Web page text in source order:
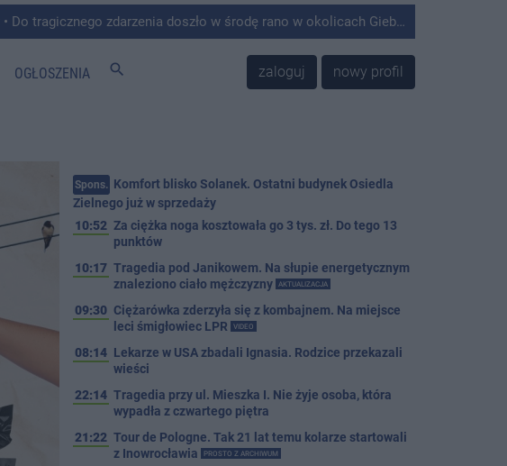
• Do tragicznego zdarzenia doszło w środę rano w okolicach Giebni koło Janikowa. Wówczas na słupie energetycznym odnaleziono ciało mężczyzny.
OGŁOSZENIA search zaloguj nowy profil
Spons. Komfort blisko Solanek. Ostatni budynek Osiedla
Zielnego już w sprzedaży
10:52 Za ciężka noga kosztowała go 3 tys. zł. Do tego 13
punktów
10:17 Tragedia pod Janikowem. Na słupie energetycznym
znaleziono ciało mężczyzny
AKTUALIZACJA
09:30 Ciężarówka zderzyła się z kombajnem. Na miejsce
leci śmigłowiec LPR
VIDEO
08:14 Lekarze w USA zbadali Ignasia. Rodzice przekazali
wieści
22:14 Tragedia przy ul. Mieszka I. Nie żyje osoba, która
wypadła z czwartego piętra
21:22 Tour de Pologne. Tak 21 lat temu kolarze startowali
z Inowrocławia
PROSTO Z ARCHIWUM